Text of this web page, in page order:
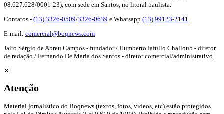
08.627.628/0001-23), com sede em Santos, no litoral paulista.
Contatos - (13) 3326-0509/3326-0639 e Whatsapp (13) 99123-2141.
E-mail: comercial@boqnews.com
Jairo Sérgio de Abreu Campos - fundador / Humberto Iafullo Challoub - diretor
de redação / Fernando De Maria dos Santos - diretor comercial/administrativo.
✕
Atenção
Material jornalístico do Boqnews (textos, fotos, vídeos, etc) estão protegidos